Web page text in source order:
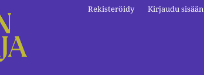
Rekisteröidy Kirjaudu sisään